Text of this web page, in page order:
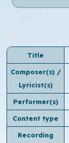
Title
Composer(s) /
Lyricist(s)
Performer(s)
Content type
Recording